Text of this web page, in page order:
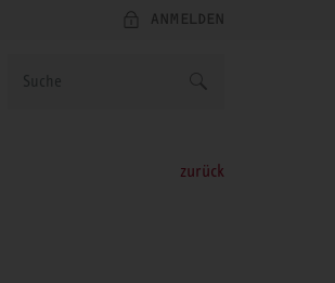
ANMELDEN
zurück